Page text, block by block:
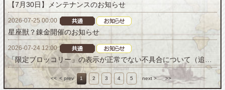
【7月30日】メンテナンスのお知らせ
2026-07-25 00:00
星座獣？錬金開催のお知らせ
2026-07-24 12:00
<< < prev 1 2 3 4 5 next > >>